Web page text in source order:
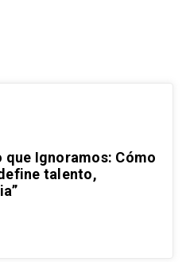
que Ignoramos: Cómo
talento,